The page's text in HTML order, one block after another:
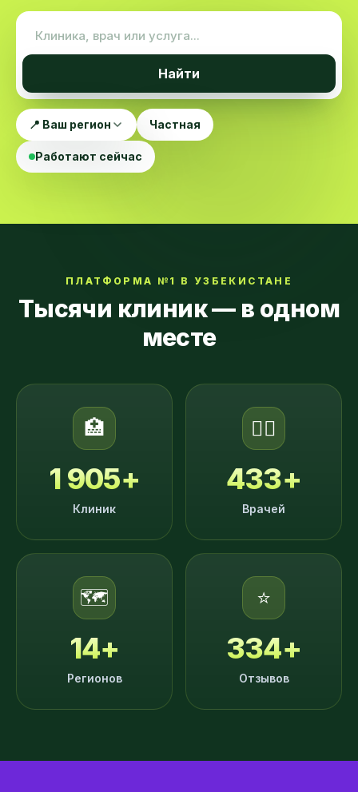
Найти
📍 Ваш регион Частная
Работают сейчас
ПЛАТФОРМА №1 В УЗБЕКИСТАНЕ
Тысячи клиник — в одном
месте
🏥
1 905+
Клиник
👨‍⚕️
433+
Врачей
🗺️
14+
Регионов
⭐
334+
Отзывов